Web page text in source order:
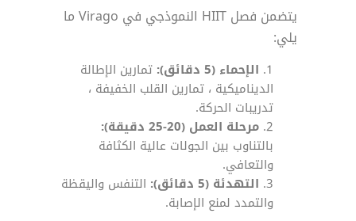
يتضمن فصل HIIT النموذجي في Virago ما
يلي:
الإحماء (5 دقائق):
تمارين الإطالة
الديناميكية ، تمارين القلب الخفيفة ،
تدريبات الحركة.
مرحلة العمل (20-25 دقيقة):
بالتناوب بين الجولات عالية الكثافة
والتعافي.
التهدئة (5 دقائق):
التنفس واليقظة
والتمدد لمنع الإصابة.